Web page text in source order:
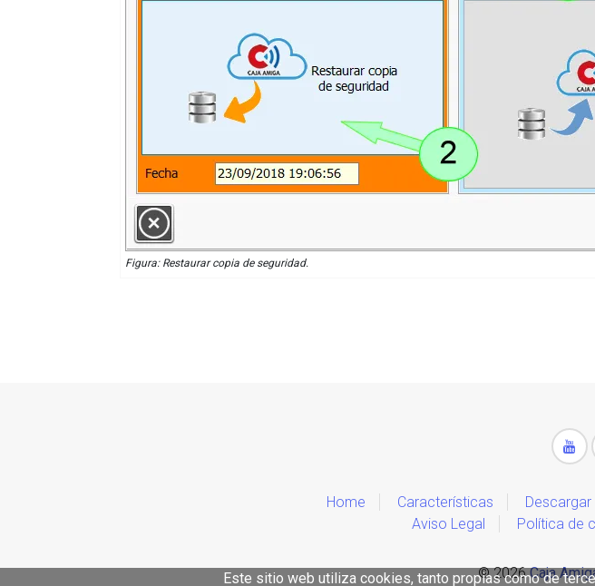
Figura: Restaurar copia de seguridad.
Home Características Descargar
Aviso Legal
Política de
© 2026Caja
Este sitio web utiliza cookies, tanto propias como de